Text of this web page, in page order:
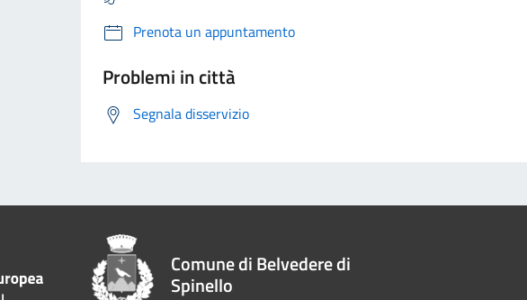
Prenota un appuntamento
Problemi in città
Segnala disservizio
Comune di Belvedere di
Spinello